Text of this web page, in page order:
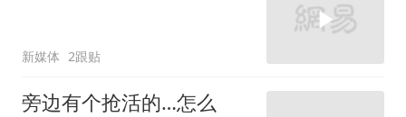
新媒体 2跟贴
旁边有个抢活的…怎么